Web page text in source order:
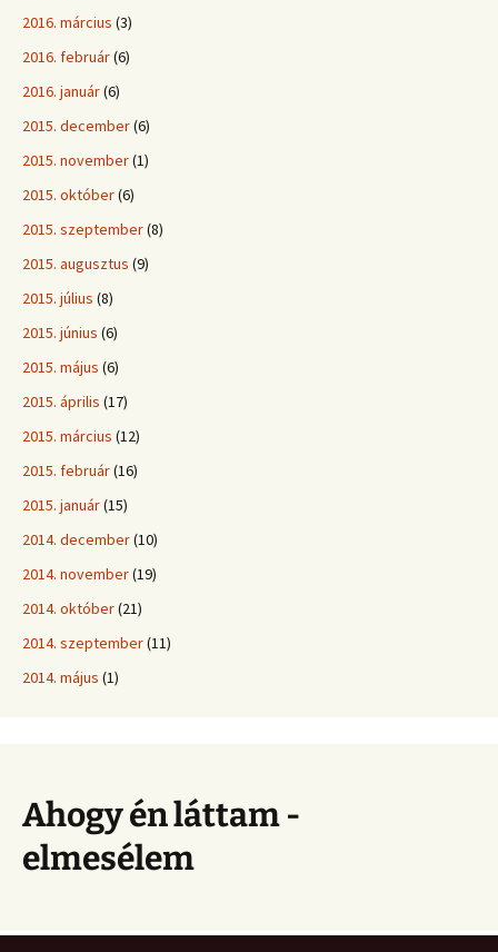
2016. március (3)
2016. február(6)
2016. január(6)
2015. december(6)
2015. november(1)
2015. október(6)
2015. szeptember(8)
2015. augusztus (9)
2015. július (8)
2015. június (6)
2015. május (6)
2015. április (17)
2015. március (12)
2015. február(16)
2015. január(15)
2014. december(10)
2014. november(19)
2014. október(21)
2014. szeptember(11)
2014. május (1)
Ahogy én láttam -
elmesélem